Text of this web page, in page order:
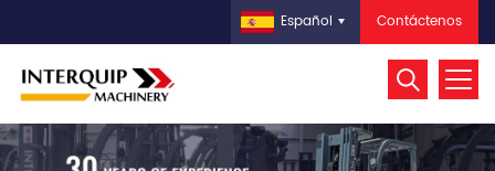
Contáctenos
Español